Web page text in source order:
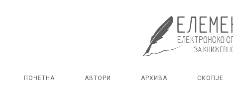
ПОЧЕТНА АВТОРИ АРХИВА СКОПЈЕ